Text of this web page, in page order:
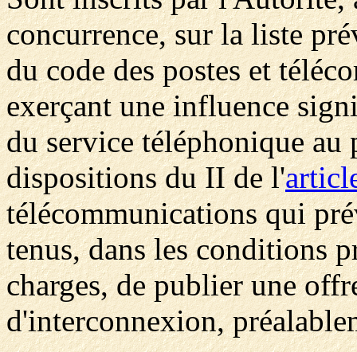
concurrence, sur la liste
du code des postes et
exerçant une influence
du service téléphonique
dispositions du II de l'
télécommunications qui
tenus, dans les conditions
charges, de publier une
d'interconnexion,